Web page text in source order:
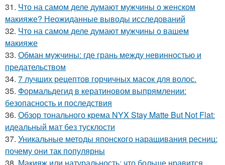
31. Что на самом деле думают мужчины о женском
макияже? Неожиданные выводы исследований
32. Что на самом деле думают мужчины о вашем
макияже
33. Обман мужчины: где грань между невинностью и
предательством
34. 7 лучших рецептов горчичных масок для волос.
35. Формальдегид в кератиновом выпрямлении:
безопасность и последствия
36. Обзор тонального крема NYX Stay Matte But Not Flat:
идеальный мат без тусклости
37. Уникальные методы японского наращивания ресниц:
почему они так популярны
38. Макияж или натуральность: что больше нравится